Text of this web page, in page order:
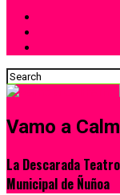
Vamo a
La Descarada
Municipal de Ñuñoa